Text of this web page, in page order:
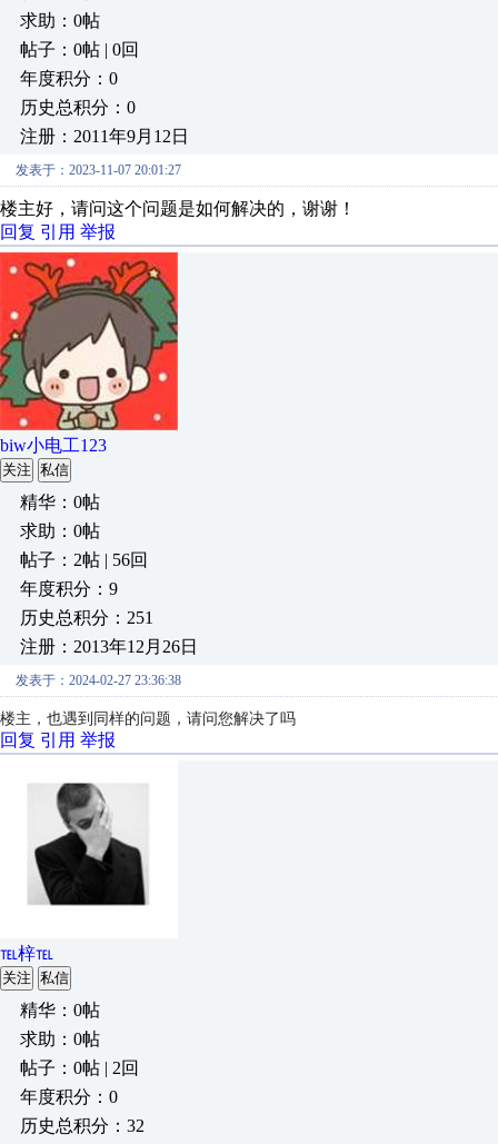
求助：0帖
帖子：0帖 | 0回
年度积分：0
历史总积分：0
注册：2011年9月12日
发表于：2023-11-07 20:01:27
楼主好，请问这个问题是如何解决的，谢谢！
回复 引用 举报
biw小电工123
关注 私信
精华：0帖
求助：0帖
帖子：2帖 | 56回
年度积分：9
历史总积分：251
注册：2013年12月26日
发表于：2024-02-27 23:36:38
楼主，也遇到同样的问题，请问您解决了吗
回复 引用 举报
℡梓℡
关注 私信
精华：0帖
求助：0帖
帖子：0帖 | 2回
年度积分：0
历史总积分：32